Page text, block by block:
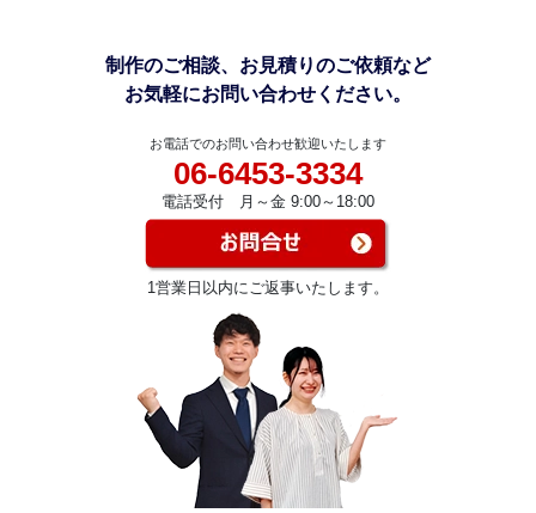
制作のご相談、お見積りのご依頼など
お気軽にお問い合わせください。
お電話でのお問い合わせ歓迎いたします
06-6453-3334
電話受付 月～金 9:00～18:00
1営業日以内にご返事いたします。